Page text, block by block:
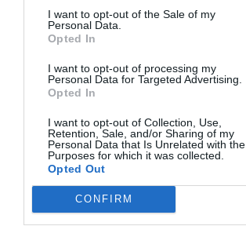
I want to opt-out of the Sale of my
Personal Data.
Opted In
I want to opt-out of processing my
Personal Data for Targeted Advertising.
Opted In
I want to opt-out of Collection, Use,
Retention, Sale, and/or Sharing of my
Personal Data that Is Unrelated with the
Purposes for which it was collected.
Opted Out
CONFIRM
Índex2P
Compartir